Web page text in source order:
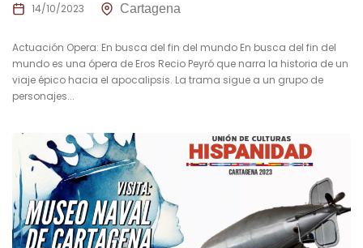
14/10/2023 Cartagena
Actuación Opera: En busca del fin del mundo En busca del fin del
mundo es una ópera de Eros Recio Peyró que narra la historia de un
viaje épico hacia el apocalipsis. La trama sigue a un grupo de
personajes...